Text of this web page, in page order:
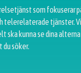
som fokuserar
telerelaterade tjänster.
ska kunna se dina
söker.